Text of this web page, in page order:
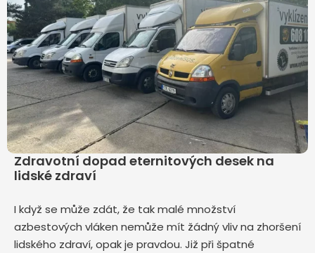
Zdravotní dopad eternitových desek na
lidské zdraví
I když se může zdát, že tak malé množství
azbestových vláken nemůže mít žádný vliv na zhoršení
lidského zdraví, opak je pravdou. Již při špatné